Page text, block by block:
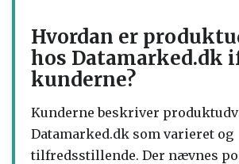
Hvordan er
hos Datamarked.dk
kunderne?
Kunderne beskriver
Datamarked.dk som varieret og
tilfredsstillende. Der nævnes